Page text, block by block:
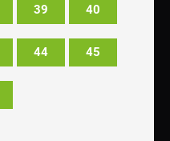
39 40
44 45